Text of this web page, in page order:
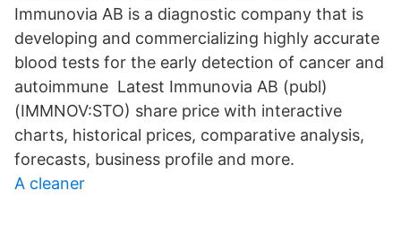
Immunovia AB is a diagnostic company that is
developing and commercializing highly accurate
blood tests for the early detection of cancer and
autoimmune Latest Immunovia AB (publ)
(IMMNOV:STO) share price with interactive
charts, historical prices, comparative analysis,
forecasts, business profile and more.
A cleaner